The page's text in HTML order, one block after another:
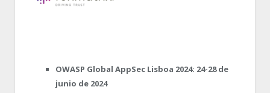
OWASP Global AppSec Lisboa 2024: 24-28 de
junio de 2024